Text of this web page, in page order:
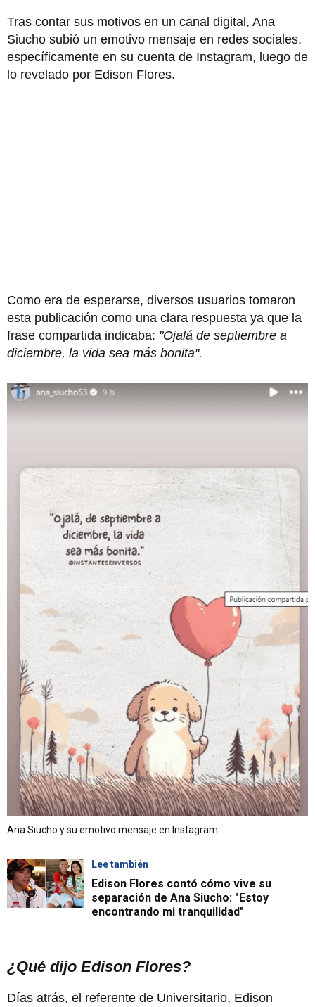
Tras contar sus motivos en un canal digital, Ana
Siucho subió un emotivo mensaje en redes sociales,
específicamente en su cuenta de Instagram, luego de
lo revelado por Edison Flores.
Como era de esperarse, diversos usuarios tomaron
esta publicación como una clara respuesta ya que la
frase compartida indicaba: "Ojalá de septiembre a
diciembre, la vida sea más bonita".
Ana Siucho y su emotivo mensaje en Instagram.
Lee también
Edison Flores contó cómo vive su
separación de Ana Siucho: "Estoy
encontrando mi tranquilidad"
¿Qué dijo Edison Flores?
Días atrás, el referente de Universitario, Edison